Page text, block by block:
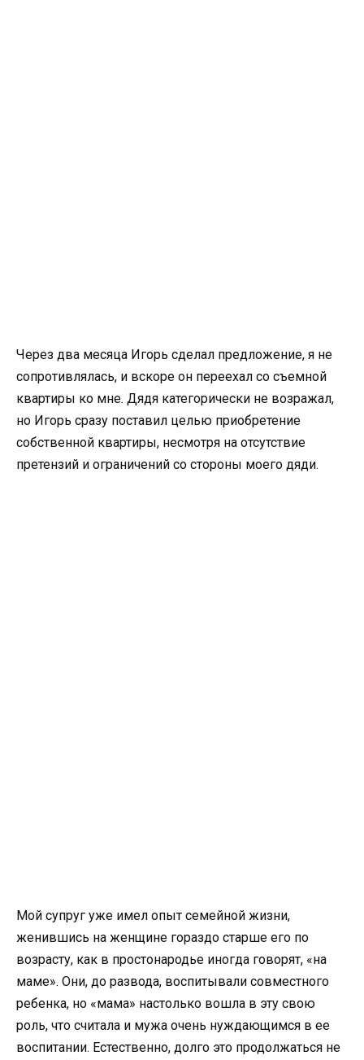
Через два месяца Игорь сделал предложение, я не
сопротивлялась, и вскоре он переехал со съемной
квартиры ко мне. Дядя категорически не возражал,
но Игорь сразу поставил целью приобретение
собственной квартиры, несмотря на отсутствие
претензий и ограничений со стороны моего дяди.
Мой супруг уже имел опыт семейной жизни,
женившись на женщине гораздо старше его по
возрасту, как в простонародье иногда говорят, «на
маме». Они, до развода, воспитывали совместного
ребенка, но «мама» настолько вошла в эту свою
роль, что считала и мужа очень нуждающимся в ее
воспитании. Естественно, долго это продолжаться не